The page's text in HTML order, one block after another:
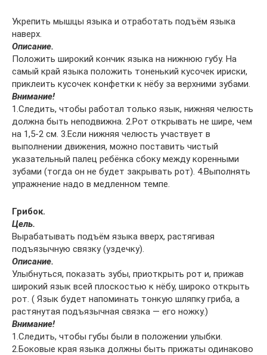
Укрепить мышцы языка и отработать подъём языка
наверх.
Описание.
Положить широкий кончик языка на нижнюю губу. На
самый край языка положить тоненький кусочек ириски,
приклеить кусочек конфетки к нёбу за верхними зубами.
Внимание!
1.Следить, чтобы работал только язык, нижняя челюсть
должна быть неподвижна. 2.Рот открывать не шире, чем
на 1,5-2 см. 3.Если нижняя челюсть участвует в
выполнении движения, можно поставить чистый
указательный палец ребёнка сбоку между коренными
зубами (тогда он не будет закрывать рот). 4.Выполнять
упражнение надо в медленном темпе.
Грибок.
Цель.
Вырабатывать подъём языка вверх, растягивая
подъязычную связку (уздечку).
Описание.
Улыбнуться, показать зубы, приоткрыть рот и, прижав
широкий язык всей плоскостью к нёбу, широко открыть
рот. ( Язык будет напоминать тонкую шляпку гриба, а
растянутая подъязычная связка — его ножку.)
Внимание!
1.Следить, чтобы губы были в положении улыбки.
2.Боковые края языка должны быть прижаты одинаково